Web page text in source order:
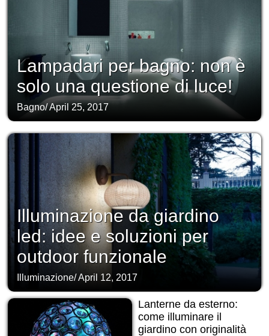
Lampadari per bagno: non è
solo una questione di luce!
Bagno/April 25, 2017
Illuminazione da giardino
led: idee e soluzioni per
outdoor funzionale
Illuminazione/April 12, 2017
Lanterne da esterno:
come illuminare il
giardino con originalità